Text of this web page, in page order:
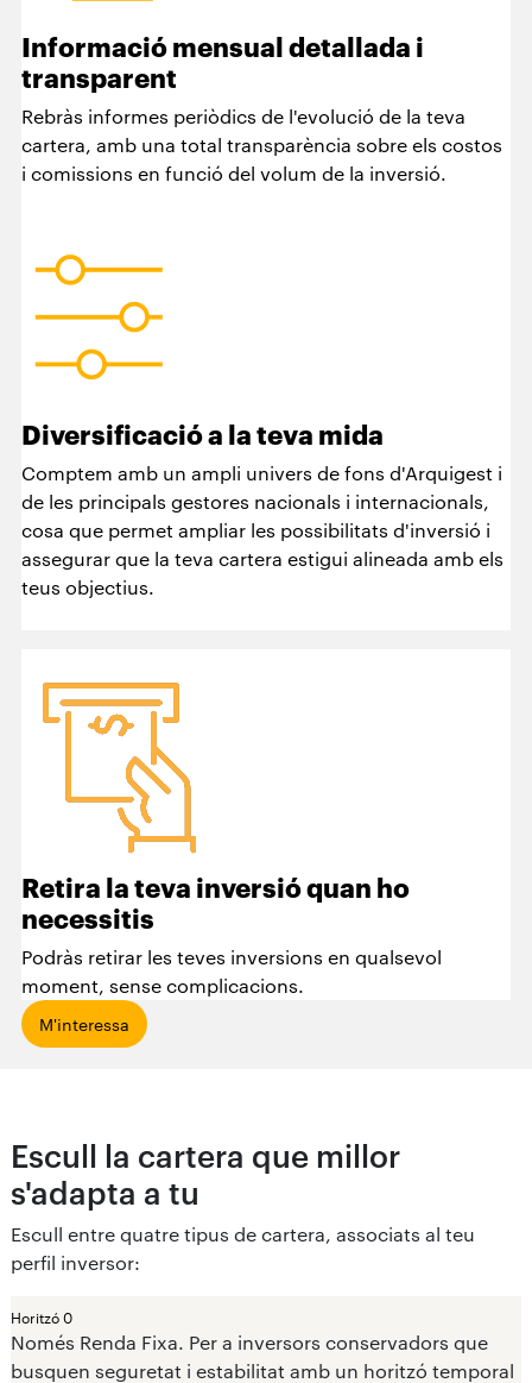
Informació mensual detallada i
transparent
Rebràs informes periòdics de l'evolució de la teva
cartera, amb una total transparència sobre els costos
i comissions en funció del volum de la inversió.
Diversificació a la teva mida
Comptem amb un ampli univers de fons d'Arquigest i
de les principals gestores nacionals i internacionals,
cosa que permet ampliar les possibilitats d'inversió i
assegurar que la teva cartera estigui alineada amb els
teus objectius.
Retira la teva inversió quan ho
necessitis
Podràs retirar les teves inversions en qualsevol
moment, sense complicacions.
M'interessa
Escull la cartera que millor
s'adapta a tu
Escull entre quatre tipus de cartera, associats al teu
perfil inversor:
Horitzó 0
Només Renda Fixa. Per a inversors conservadors que
busquen seguretat i estabilitat amb un horitzó temporal